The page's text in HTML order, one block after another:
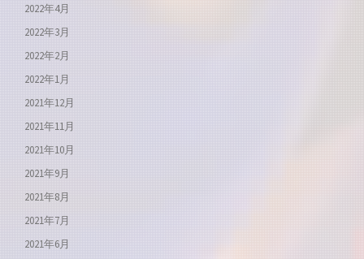
2022年4月
2022年3月
2022年2月
2022年1月
2021年12月
2021年11月
2021年10月
2021年9月
2021年8月
2021年7月
2021年6月